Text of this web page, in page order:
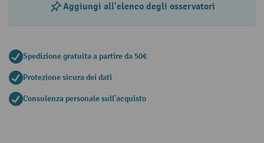
Aggiungi all'elenco degli osservatori
Spedizione gratuita a partire da 50€
Protezione sicura dei dati
Consulenza personale sull'acquisto